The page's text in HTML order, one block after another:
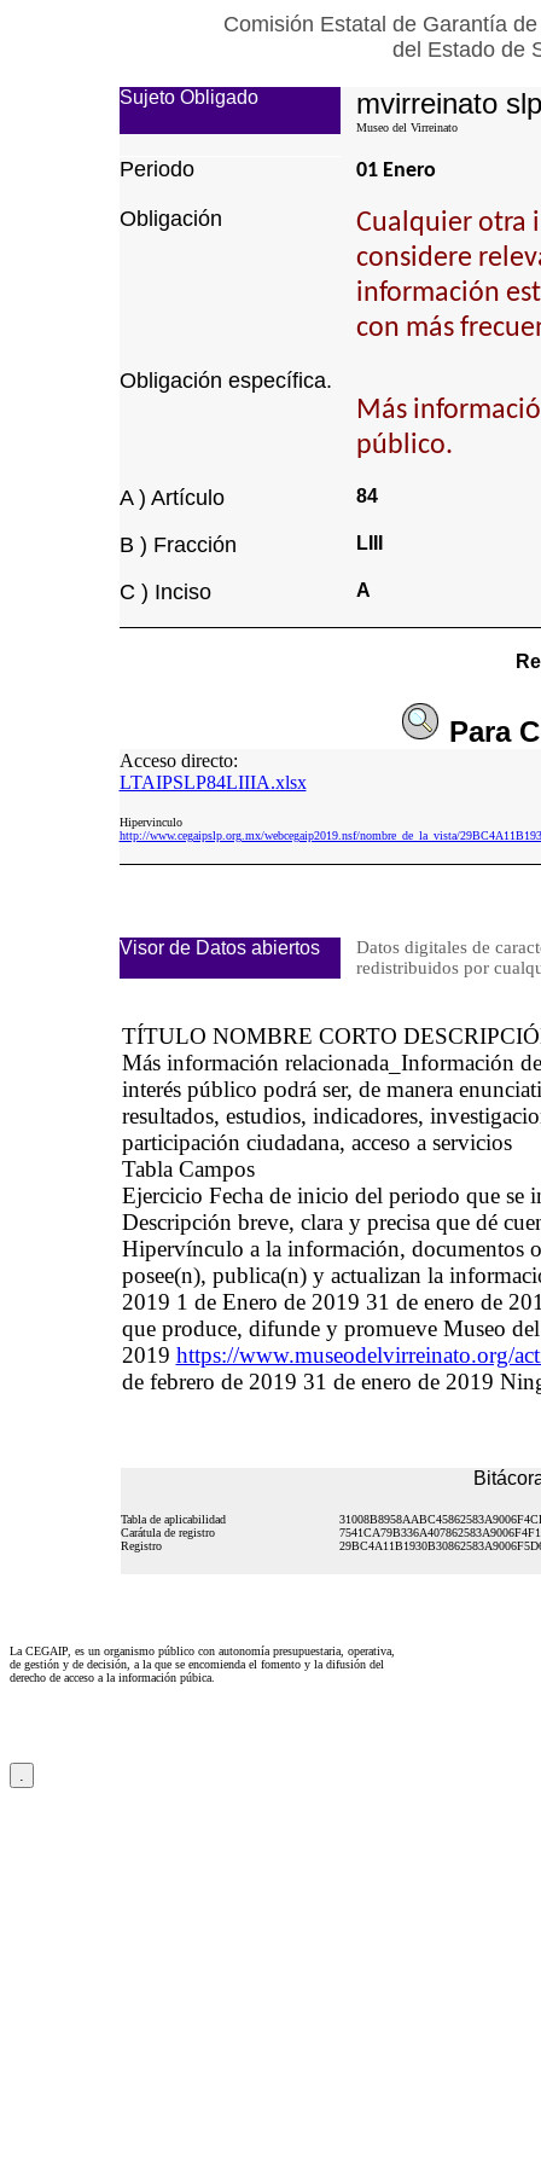
Comisión Estatal de Garantía
del Estado de
Sujeto Obligado mvirreinato slp
Museo del Virreinato
Periodo 01 Enero
Obligación
Cualquier otra
considere
información
con más
Obligación específica.
Más
público.
A ) Artículo 84
B ) Fracción LIII
C ) Inciso A
Para
Acceso directo:
LTAIPSLP84LIIIA.xlsx
Hipervinculo
http://www.cegaipslp.org.mx/webcegaip2019.nsf/nombre_de_la_vista/
Visor de Datos abiertos
Datos digitales de
redistribuidos por
TÍTULO NOMBRE CORTO
Más información relacionada_Información
interés público podrá ser, de manera
resultados, estudios, indicadores,
participación ciudadana, acceso a servicios
Tabla Campos
Ejercicio Fecha de inicio del periodo que se
Descripción breve, clara y precisa que dé
Hipervínculo a la información, documentos
posee(n), publica(n) y actualizan la
2019 1 de Enero de 2019 31 de enero de
que produce, difunde y promueve Museo
2019 https://www.museodelvirreinato.org/
de febrero de 2019 31 de enero de 2019
Tabla de aplicabilidad
Carátula de registro
Registro
La CEGAIP, es un organismo público con autonomía presupuestaria, operativa,
de gestión y de decisión, a la que se encomienda el fomento y la difusión del
derecho de acceso a la información púbica.